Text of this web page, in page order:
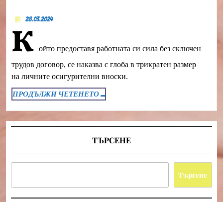
ТРУДОВОТО
28.03.2024
К ойто предоставя работната си сила без сключен
трудов договор, се наказва с глоба в трикратен размер
на личните осигурителни вноски.
ПРОДЪЛЖИ ЧЕТЕНЕТО ...ПРОДЪЛЖИ
ТЪРСЕНЕ
Търсене